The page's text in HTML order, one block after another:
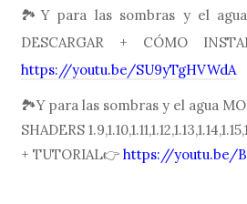
🏞Y para las sombras y el agua
DESCARGAR + CÓMO
https://youtu.be/SU9yTgHVWdA
🏞Y para las sombras y el agua
SHADERS
+ TUTORIAL👉https://youtu.be/